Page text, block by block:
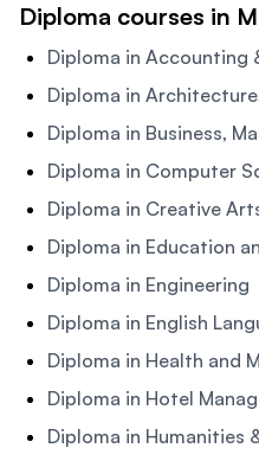
Diploma courses in
Diploma in Accounting
Diploma in
Diploma in Business,
Diploma in Computer
Diploma in Creative
Diploma in Education
Diploma in Engineering
Diploma in English
Diploma in Health and
Diploma in Hotel
Diploma in Humanities